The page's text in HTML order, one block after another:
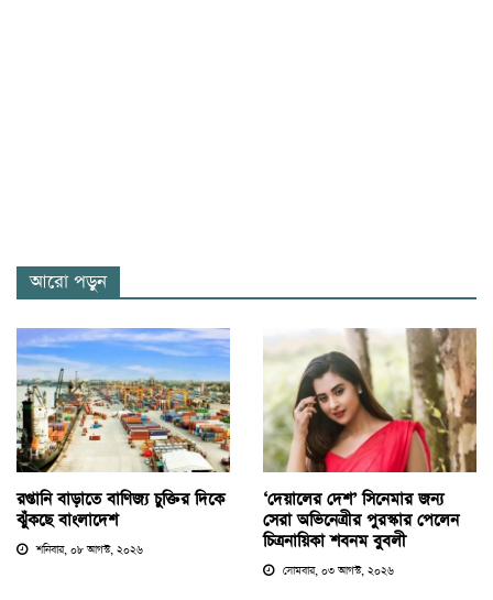
আরো পড়ুন
রপ্তানি বাড়াতে বাণিজ্য চুক্তির দিকে
ঝুঁকছে বাংলাদেশ
শনিবার, ০৮ আগস্ট, ২০২৬
‘দেয়ালের দেশ’ সিনেমার জন্য
সেরা অভিনেত্রীর পুরস্কার পেলেন
চিত্রনায়িকা শবনম বুবলী
সোমবার, ০৩ আগস্ট, ২০২৬